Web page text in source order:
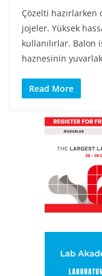
Çözelti
jojeler. Yüksek
kullanılırlar. Balon
haznesinin yuvarlak
Read More